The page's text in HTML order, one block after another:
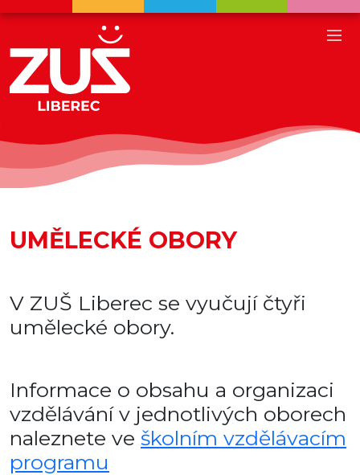
UMĚLECKÉ OBORY
V ZUŠ Liberec se vyučují čtyři
umělecké obory.
Informace o obsahu a organizaci
vzdělávání v jednotlivých oborech
naleznete ve školním vzdělávacím
programu